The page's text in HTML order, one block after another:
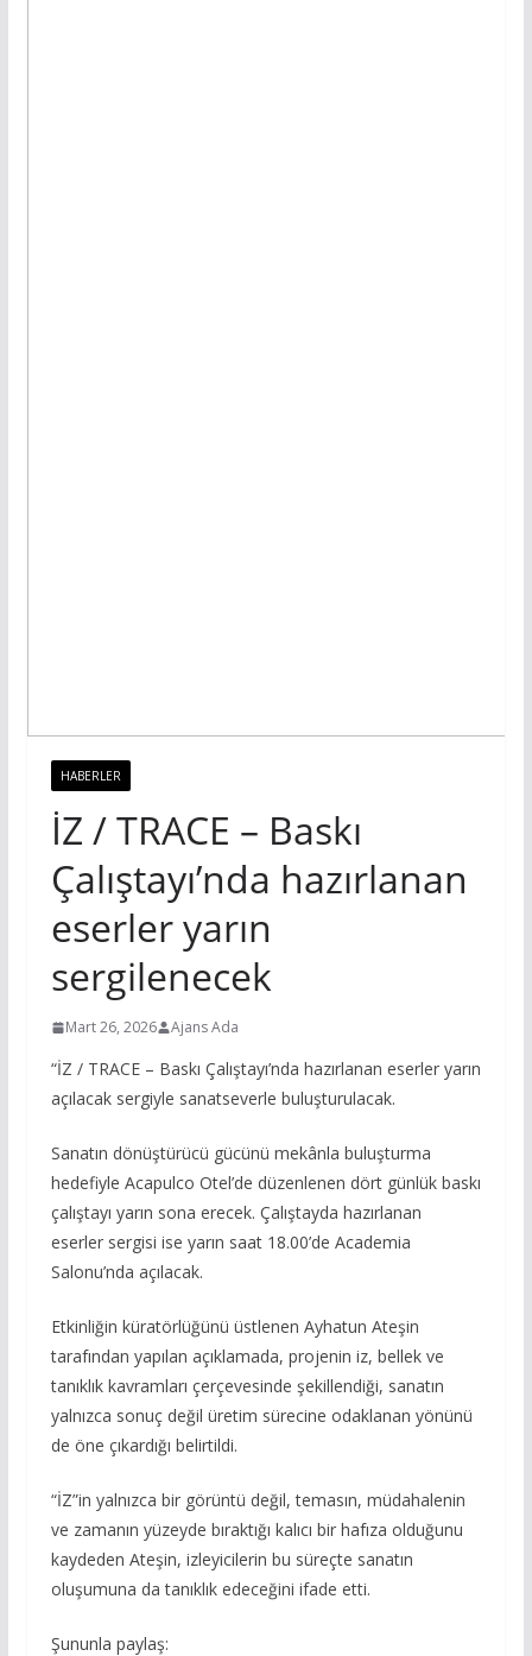
HABERLER
İZ / TRACE – Baskı
Çalıştayı’nda hazırlanan
eserler yarın
sergilenecek
Mart 26, 2026 Ajans Ada
“İZ / TRACE – Baskı Çalıştayı’nda hazırlanan eserler yarın
açılacak sergiyle sanatseverle buluşturulacak.
Sanatın dönüştürücü gücünü mekânla buluşturma
hedefiyle Acapulco Otel’de düzenlenen dört günlük baskı
çalıştayı yarın sona erecek. Çalıştayda hazırlanan
eserler sergisi ise yarın saat 18.00’de Academia
Salonu’nda açılacak.
Etkinliğin küratörlüğünü üstlenen Ayhatun Ateşin
tarafından yapılan açıklamada, projenin iz, bellek ve
tanıklık kavramları çerçevesinde şekillendiği, sanatın
yalnızca sonuç değil üretim sürecine odaklanan yönünü
de öne çıkardığı belirtildi.
“İZ”in yalnızca bir görüntü değil, temasın, müdahalenin
ve zamanın yüzeyde bıraktığı kalıcı bir hafıza olduğunu
kaydeden Ateşin, izleyicilerin bu süreçte sanatın
oluşumuna da tanıklık edeceğini ifade etti.
Şununla paylaş: